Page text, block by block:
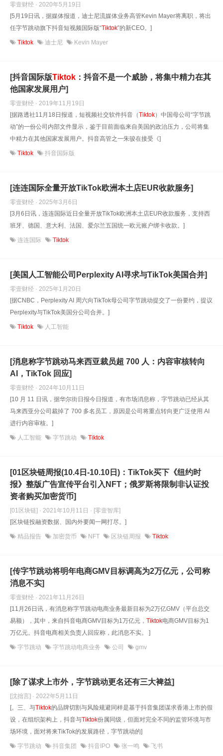
零壹财经 · 2020年5月19日
[5月19日讯，据媒体报道，迪士尼流媒体业务高管Kevin Mayer将离职，将出
任字节跳动旗下抖音短视频国际版“Tiktok”的新CEO。]
Tiktok 迪士尼 Kevin Mayer
[抖音国际版Tiktok ：抖音不是一个威胁，将集中精力在其
他国家发展用户]
零壹财经 · 2019年11月19日
[据路透社11月18日报道，短视频社交软件抖音（Tiktok）中国母公司“字节跳
动”的一份公司内部文件显示，鉴于目前面临来自美国的政治压力，公司将集
中精力在其他国家发展用户。抖音高管之一朱骏在接受《]
Tiktok 抖音国际版
[连连国际全量开放TikTok欧洲本土店EUR收款服务]
零壹财经 · 2025年3月6日
[3月6日讯，连连国际近日全量开放TikTok欧洲本土店EUR收款服务，支持西
班牙、德国、意大利、法国、爱尔兰五国统一欧元账户绑卡收款。]
连连国际 Tiktok
[美国人工智能公司Perplexity AI寻求与TikTok美国合并]
零壹财经 · 2025年1月20日
[据CNBC，Perplexity AI 周六向TikTok母公司字节跳动提交了一份要约，提议
Perplexity与TikTok美国分公司合并。]
Tiktok 人工智能
[消息称字节跳动马来西亚裁员超 700 人：内容审核转向
AI，TikTok 回应]
零壹财经 · 2024年10月11日
[10 月 11 日讯，据华尔街日报今日报道，有市场消息称，字节跳动已经从其
马来西亚分公司裁掉了 700 多名员工，原因是公司将重点转向更广泛使用 AI
进行内容审核。]
人工智能 字节跳动 Tiktok
[01区块链周报(10.4日-10.10日)：TikTok买下《纽约时
报》整版广告宣传平台引入NFT；俄罗斯将限制非认证投
资者购买加密货币]
[01区块链] · 2021年10月11日 · [零壹智库]
[区块链投融资数据、国内外要闻一网打尽。]
精品报告 加密货币 NFT 区块链周报 Tiktok
[传字节跳动将明年电商GMV目标调高为2万亿元，公司称
消息不实]
零壹财经 · 2021年11月26日
[11月26日讯，有消息称字节跳动电商业务最新目标为2万亿GMV（平台总交
易额），其中，来自抖音电商GMV目标为1万亿元， Tiktok电商GMV目标为1
万亿元。抖音电商相关负责人回应称，此消息不实。 ]
字节跳动 字节跳动电商业务 公司 gmv
[除了谋求上市外，字节跳动更名还有三大裨益]
[沈拙言] · 2022年5月11日
[。三、与Tiktok的品牌切割与风险规避同样是基于抖音集团谋求香港上市的假
设，在组织架构上，抖音与Tiktok份属同级，但面对完全不同的监管环境与市
场环境，面对将来TikTok的发展路径，字节跳动的]
字节跳动 抖音集团 抖音IPO 张一鸣 飞书